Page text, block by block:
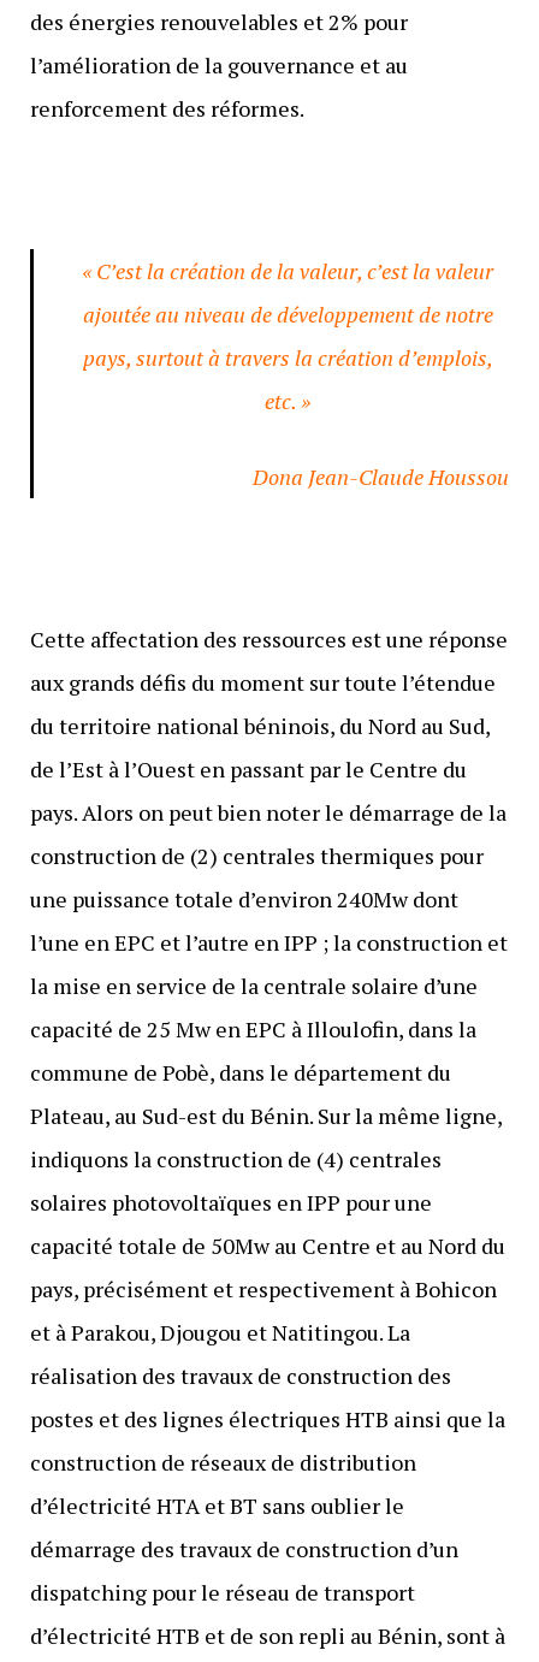
des énergies renouvelables et 2% pour
l’amélioration de la gouvernance et au
renforcement des réformes.
« C’est la création de la valeur, c’est la valeur
ajoutée au niveau de développement de notre
pays, surtout à travers la création d’emplois,
etc. »
Dona Jean-Claude Houssou
Cette affectation des ressources est une réponse
aux grands défis du moment sur toute l’étendue
du territoire national béninois, du Nord au Sud,
de l’Est à l’Ouest en passant par le Centre du
pays. Alors on peut bien noter le démarrage de la
construction de (2) centrales thermiques pour
une puissance totale d’environ 240Mw dont
l’une en EPC et l’autre en IPP ; la construction et
la mise en service de la centrale solaire d’une
capacité de 25 Mw en EPC à Illoulofin, dans la
commune de Pobè, dans le département du
Plateau, au Sud-est du Bénin. Sur la même ligne,
indiquons la construction de (4) centrales
solaires photovoltaïques en IPP pour une
capacité totale de 50Mw au Centre et au Nord du
pays, précisément et respectivement à Bohicon
et à Parakou, Djougou et Natitingou. La
réalisation des travaux de construction des
postes et des lignes électriques HTB ainsi que la
construction de réseaux de distribution
d’électricité HTA et BT sans oublier le
démarrage des travaux de construction d’un
dispatching pour le réseau de transport
d’électricité HTB et de son repli au Bénin, sont à